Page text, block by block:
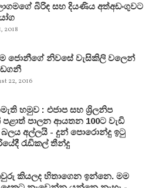
බිරිඳ සහ දියණිය අත්අඩංගුවට
2018
ජොනීගේ නිවසේ වැසිකිලි වලෙන්
22, 2016
හමුව : එජාප සහ ශ්‍රිලනිප
පාලන ආයතන 100ට වැඩි
බලය අල්ලයි - දුන් පොරොන්දු ඉටු
රැඩිකල් තීන්දු
කියලද හිතාගෙන ඉන්නෙ. මම